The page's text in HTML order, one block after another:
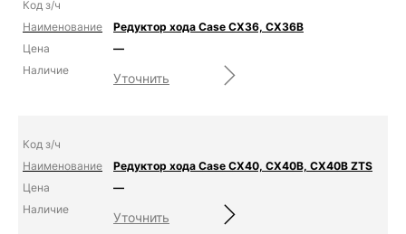
Редуктор хода Case CX36, CX36B
—
Уточнить
Редуктор хода Case CX40, CX40B, CX40B ZTS
—
Уточнить